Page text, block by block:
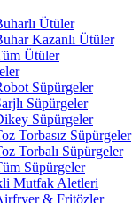
Ütüler
Kazanlı Ütüler
Ütüler
Süpürgeler
Süpürgeler
Süpürgeler
Torbasız Süpürgeler
Torbalı Süpürgeler
Süpürgeler
Mutfak Aletleri
& Fritözler